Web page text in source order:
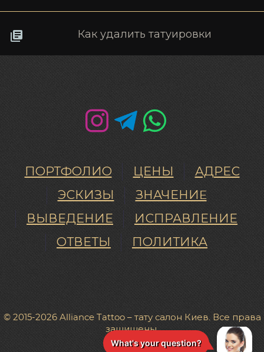
Как удалить татуировки
ПОРТФОЛИО ЦЕНЫ
АДРЕС
ЭСКИЗЫ
ЗНАЧЕНИE
ВЫВЕДЕНИЕ
ИСПРАВЛЕНИЕ
ОТВЕТЫ
ПОЛИТИКА
© 2015-2026 Alliance Tattoo – тату салон Киев. Все права
защищены.